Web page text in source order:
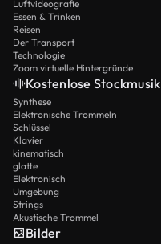
Luftvideografie
Essen & Trinken
Reisen
Der Transport
Technologie
Zoom virtuelle Hintergründe
Kostenlose Stockmusik
Synthese
Elektronische Trommeln
Schlüssel
Klavier
kinematisch
glatte
Elektronisch
Umgebung
Strings
Akustische Trommel
Bilder